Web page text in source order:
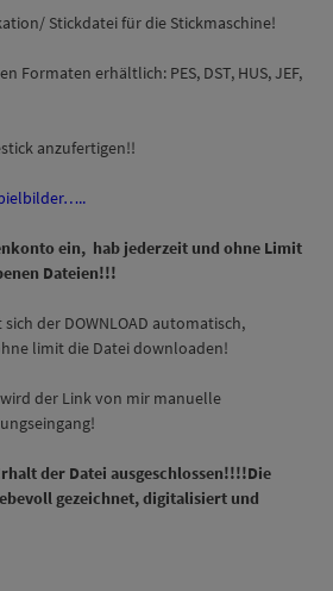
Stickdatei für die Stickmaschine!
Formaten erhältlich: PES, DST, HUS, JEF,
anzufertigen!!
ein, hab jederzeit und ohne Limit
Dateien!!!
der DOWNLOAD automatisch,
limit die Datei downloaden!
der Link von mir manuelle
der Datei ausgeschlossen!!!!Die
gezeichnet, digitalisiert und